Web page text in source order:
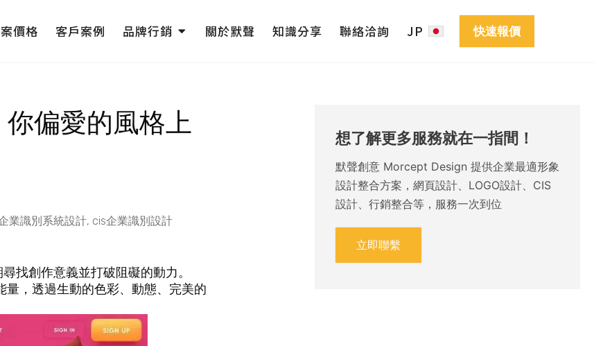
設計
價格 客戶案例 品牌行銷 Open 品牌行銷
關於默聲 知識分享 聯絡洽詢 JP 快速報價
偏愛的風格上
業識別系統設計, cis企業識別設計
找創作意義並打破阻礙的動力。
，透過生動的色彩、動態、完美的
想了解更多服務就在一指間！
默聲創意 Morcept Design 提供企業最適形象
設計整合方案，網頁設計、LOGO設計、CIS
設計、行銷整合等，服務一次到位
立即聯繫